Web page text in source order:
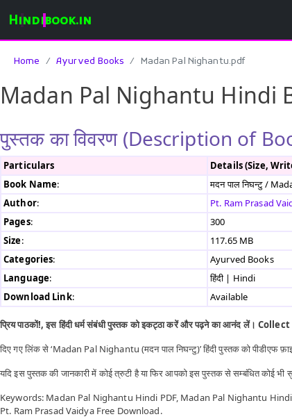
Hindibook.in
Home Ayurved Books Madan Pal Nighantu.pdf
Madan Pal Nighantu Hindi
पुस्तक का विवरण (Description of
Particulars
Details (Size,
Book Name:
मदन पाल निघन्टु /
Author:
Pt. Ram Prasad
Pages:
300
Size:
117.65 MB
Categories:
Ayurved Books
Language:
हिंदी | Hindi
Download Link: Available
प्रिय पाठकों!, इस हिंदी धर्म संबंधी पुस्तक को इकट्ठा करें और पढ़ने का आनंद लें।
दिए गए लिंक से ‘Madan Pal Nighantu (मदन पाल निघन्टु)’ हिंदी पुस्तक को पीडीएफ
यदि इस पुस्तक की जानकारी में कोई त्रुटी है या फिर आपको इस पुस्तक से सम्बंधित कोई भी
Keywords: Madan Pal Nighantu Hindi PDF, Madan Pal Nighantu
Pt. Ram Prasad Vaidya Free Download.